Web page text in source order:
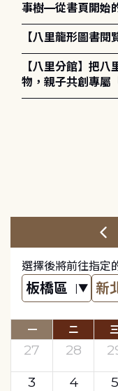
事樹—從書頁開始
電章魚》
【八里龍形圖書閱
【八里分館】把
物，親子共創專屬
選擇後將前往指定
一 二 三
27 28
3
4 5